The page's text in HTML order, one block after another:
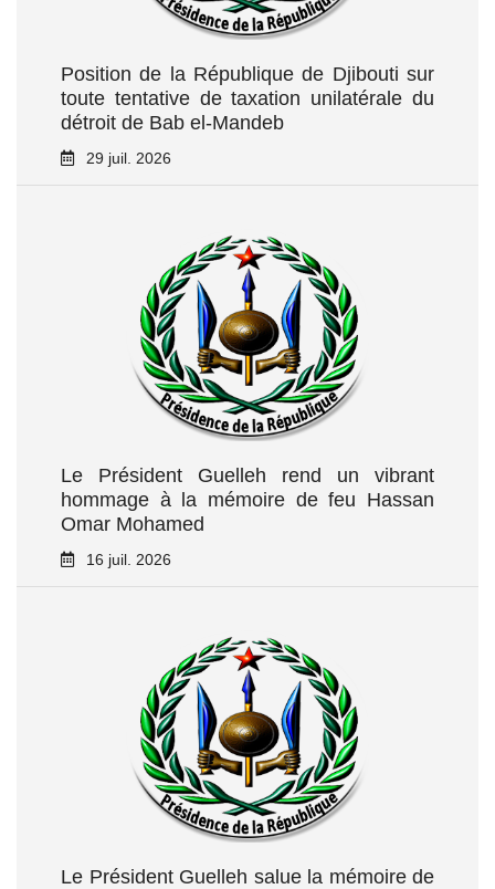
Position de la République de Djibouti sur
toute tentative de taxation unilatérale du
détroit de Bab el‑Mandeb
29 juil. 2026
Le Président Guelleh rend un vibrant
hommage à la mémoire de feu Hassan
Omar Mohamed
16 juil. 2026
Le Président Guelleh salue la mémoire de